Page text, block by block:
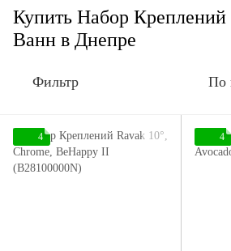
Купить Набор
Ванн в Днепре
Фильтр По
4 4